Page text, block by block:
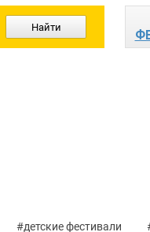
#детские фестивали